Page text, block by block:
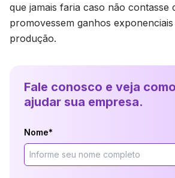
que jamais faria caso não contasse
promovessem ganhos
produção.
Fale conosco e veja
ajudar sua empresa.
Nome*